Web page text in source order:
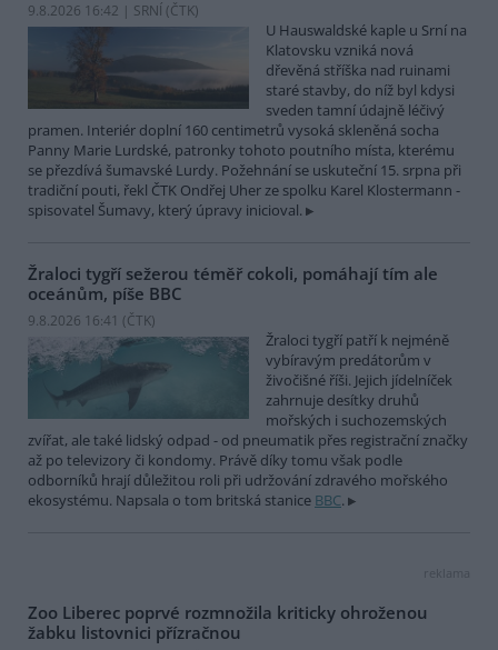
9.8.2026 16:42 | SRNÍ (ČTK)
U Hauswaldské kaple u Srní na
Klatovsku vzniká nová
dřevěná stříška nad ruinami
staré stavby, do níž byl kdysi
sveden tamní údajně léčivý
pramen. Interiér doplní 160 centimetrů vysoká skleněná socha
Panny Marie Lurdské, patronky tohoto poutního místa, kterému
se přezdívá šumavské Lurdy. Požehnání se uskuteční 15. srpna při
tradiční pouti, řekl ČTK Ondřej Uher ze spolku Karel Klostermann -
spisovatel Šumavy, který úpravy inicioval.
Žraloci tygří sežerou téměř cokoli, pomáhají tím ale
oceánům, píše BBC
9.8.2026 16:41 (ČTK)
Žraloci tygří patří k nejméně
vybíravým predátorům v
živočišné říši. Jejich jídelníček
zahrnuje desítky druhů
mořských i suchozemských
zvířat, ale také lidský odpad - od pneumatik přes registrační značky
až po televizory či kondomy. Právě díky tomu však podle
odborníků hrají důležitou roli při udržování zdravého mořského
ekosystému. Napsala o tom britská stanice BBC.
reklama
Zoo Liberec poprvé rozmnožila kriticky ohroženou
žabku listovnici přízračnou